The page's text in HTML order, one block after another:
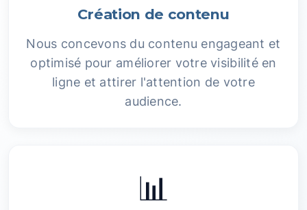
Création de contenu
Nous concevons du contenu engageant et
optimisé pour améliorer votre visibilité en
ligne et attirer l'attention de votre
audience.
📊